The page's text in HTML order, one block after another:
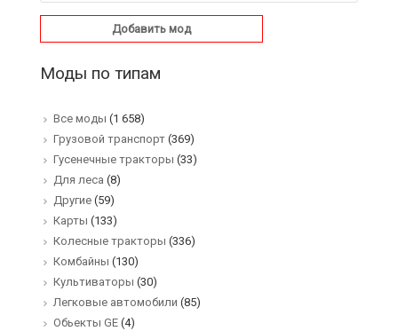
Добавить мод
Моды по типам
Все моды (1 658)
Грузовой транспорт (369)
Гусенечные тракторы (33)
Для леса (8)
Другие (59)
Карты (133)
Колесные тракторы (336)
Комбайны (130)
Культиваторы (30)
Легковые автомобили (85)
Обьекты GE (4)